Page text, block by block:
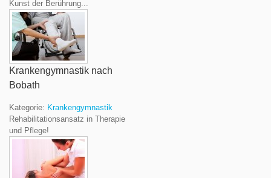
Kunst der Berührung...
Krankengymnastik nach
Bobath
Kategorie: Krankengymnastik
Rehabilitationsansatz in Therapie
und Pflege!